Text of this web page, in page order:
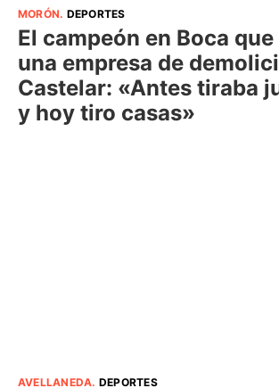
MORÓN. DEPORTES
El campeón en Boca
una empresa de
Castelar: «Antes tiraba
y hoy tiro casas»
AVELLANEDA. DEPORTES